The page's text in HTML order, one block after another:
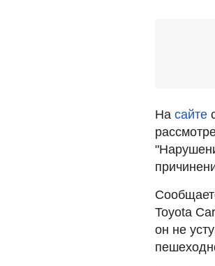
На сайте
Toyota
он не